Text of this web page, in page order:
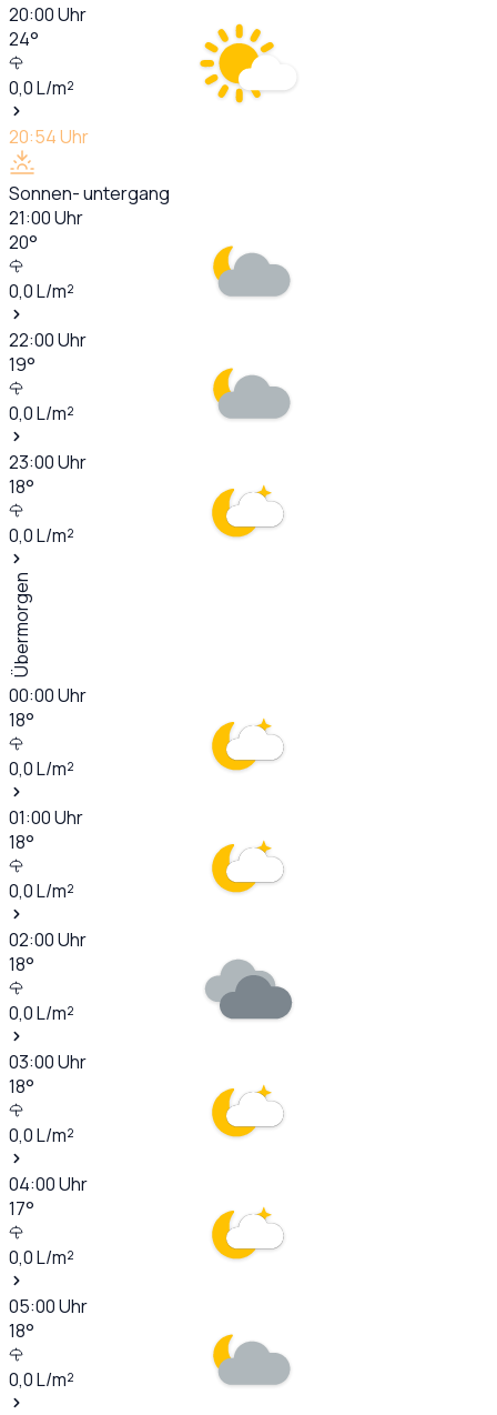
20:00Uhr
24°
0,0L/m²
20:54Uhr
Sonnen- untergang
21:00Uhr
20°
0,0L/m²
22:00Uhr
19°
0,0L/m²
23:00Uhr
18°
0,0L/m²
Übermorgen
00:00Uhr
18°
0,0L/m²
01:00Uhr
18°
0,0L/m²
02:00Uhr
18°
0,0L/m²
03:00Uhr
18°
0,0L/m²
04:00Uhr
17°
0,0L/m²
05:00Uhr
18°
0,0L/m²